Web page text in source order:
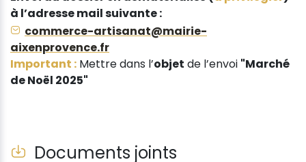
à l’adresse mail suivante :
commerce-artisanat@mairie-
aixenprovence.fr
Important : Mettre dans l’objet de l’envoi "Marché
de Noël 2025"
Documents joints